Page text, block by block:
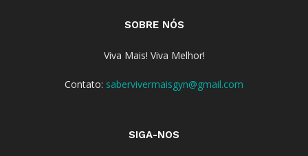
SOBRE NÓS
Viva Mais! Viva Melhor!
Contato: sabervivermaisgyn@gmail.com
SIGA-NOS